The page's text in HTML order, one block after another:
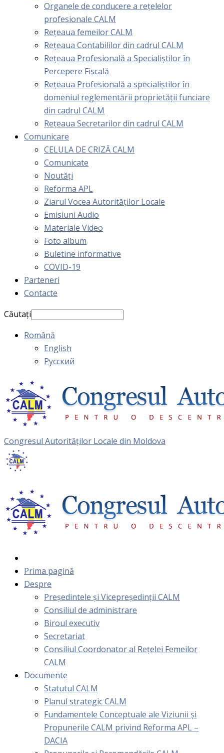
Organele de conducere a rețelelor
profesionale CALM
Rețeaua femeilor CALM
Rețeaua Contabililor din cadrul CALM
Rețeaua Profesională a Specialiștilor în
Percepere Fiscală
Reţeaua Profesională a specialiştilor în
domeniul reglementării proprietăţii funciare
din cadrul CALM
Rețeaua Secretarilor din cadrul CALM
Comunicare
CELULA DE CRIZĂ CALM
Comunicate
Noutăți
Reforma APL
Ziarul Vocea Autorităților Locale
Emisiuni Audio
Materiale Video
Foto album
Buletine informative
COVID-19
Parteneri
Contacte
Căutați
Română
English
Русский
Congresul Autorităţilor Locale din Moldova
Prima pagină
Despre
Președintele și Vicepreședinții CALM
Consiliul de administrare
Biroul executiv
Secretariat
Consiliul Coordonator al Rețelei Femeilor
CALM
Documente
Statutul CALM
Planul strategic CALM
Fundamentele Conceptuale ale Viziunii și
Propunerile CALM privind Reforma APL –
DACIA